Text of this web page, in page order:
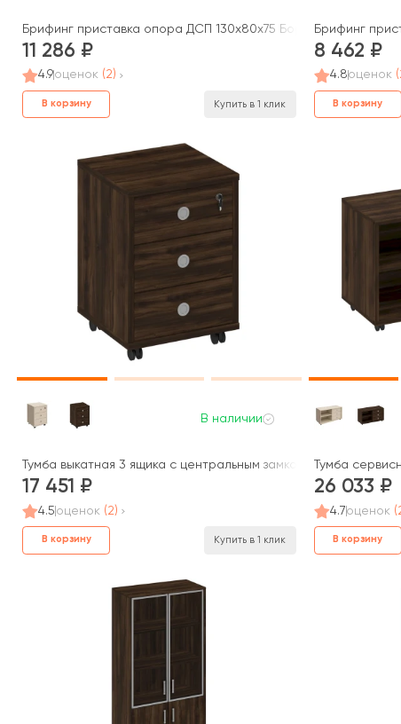
Брифинг приставка опора ДСП 130x80x75 Борн
11 286
4.9оценок (2)
В корзину Купить в 1 клик
Брифинг
8 462
4.8оценок
В корзину
В наличии
Тумба выкатная 3 ящика с центральным замком 48x45x66 Борн
17 451
4.5 оценок (2)
В корзину Купить в 1 клик
Тумба
26 033
4.7оценок
В корзину